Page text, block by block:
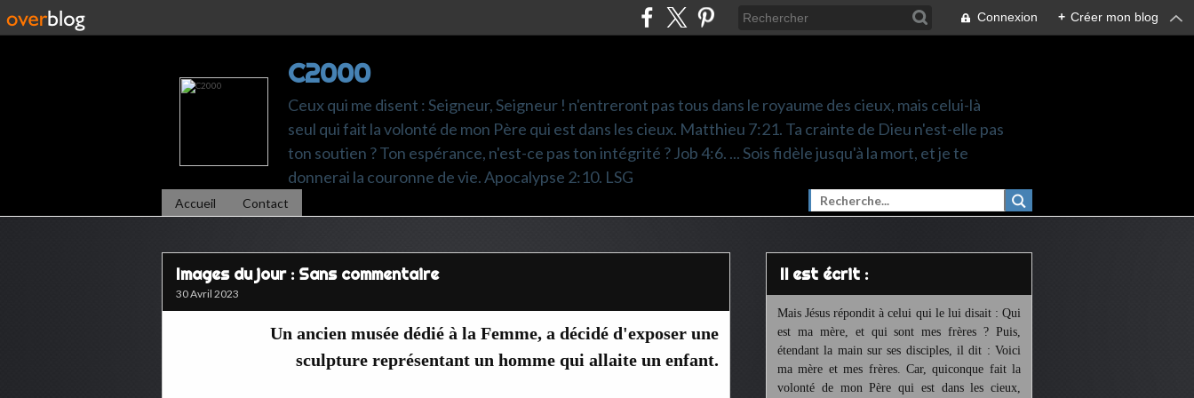
Connexion + Créer mon blog
C2000
Ceux qui me disent : Seigneur, Seigneur ! n'entreront pas tous dans le royaume des cieux, mais celui-là
seul qui fait la volonté de mon Père qui est dans les cieux. Matthieu 7:21. Ta crainte de Dieu n'est-elle pas
ton soutien ? Ton espérance, n'est-ce pas ton intégrité ? Job 4:6. ... Sois fidèle jusqu'à la mort, et je te
donnerai la couronne de vie. Apocalypse 2:10. LSG
Accueil Contact
Images du jour : Sans commentaire
30 Avril 2023
Un ancien musée dédié à la Femme, a décidé d'exposer une
sculpture représentant un homme qui allaite un enfant.
Il est écrit :
Mais Jésus répondit à celui qui le lui disait : Qui
est ma mère, et qui sont mes frères ? Puis,
étendant la main sur ses disciples, il dit : Voici
ma mère et mes frères. Car, quiconque fait la
volonté de mon Père qui est dans les cieux,